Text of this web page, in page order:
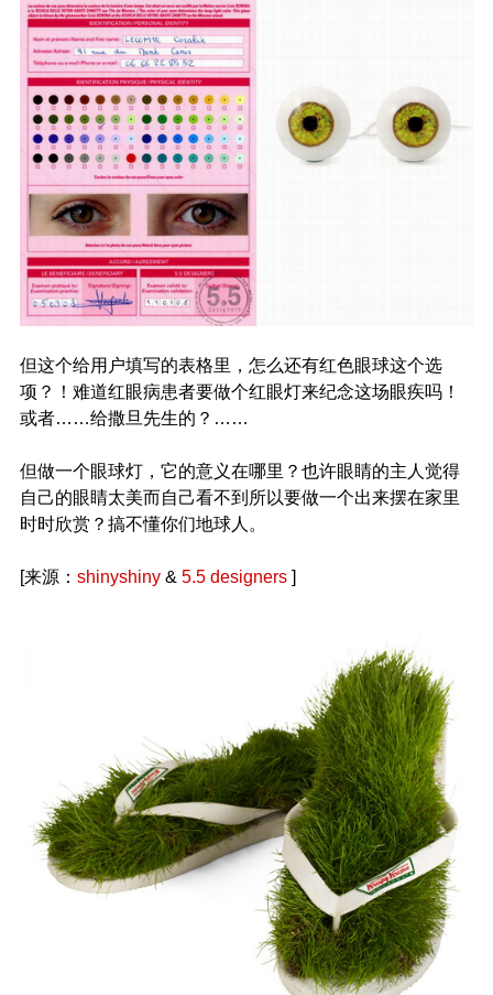
但这个给用户填写的表格里，怎么还有红色眼球这个选
项？！难道红眼病患者要做个红眼灯来纪念这场眼疾吗！
或者……给撒旦先生的？……
但做一个眼球灯，它的意义在哪里？也许眼睛的主人觉得
自己的眼睛太美而自己看不到所以要做一个出来摆在家里
时时欣赏？搞不懂你们地球人。
[来源： shinyshiny& 5.5 designers]